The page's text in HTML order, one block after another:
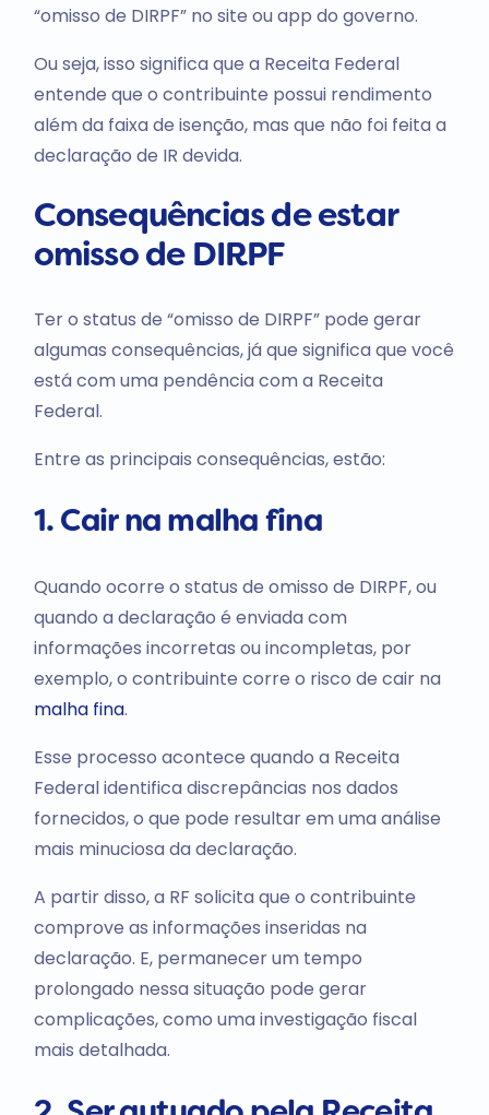
“omisso de DIRPF” no site ou app do governo.
Ou seja, isso significa que a Receita Federal
entende que o contribuinte possui rendimento
além da faixa de isenção, mas que não foi feita a
declaração de IR devida.
Consequências de estar
omisso de DIRPF
Ter o status de “omisso de DIRPF” pode gerar
algumas consequências, já que significa que você
está com uma pendência com a Receita
Federal.
Entre as principais consequências, estão:
1. Cair na malha fina
Quando ocorre o status de omisso de DIRPF, ou
quando a declaração é enviada com
informações incorretas ou incompletas, por
exemplo, o contribuinte corre o risco de cair na
malha fina.
Esse processo acontece quando a Receita
Federal identifica discrepâncias nos dados
fornecidos, o que pode resultar em uma análise
mais minuciosa da declaração.
A partir disso, a RF solicita que o contribuinte
comprove as informações inseridas na
declaração. E, permanecer um tempo
prolongado nessa situação pode gerar
complicações, como uma investigação fiscal
mais detalhada.